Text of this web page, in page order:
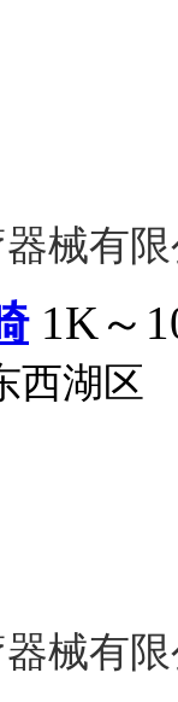
械有
1K～
西湖区
械有